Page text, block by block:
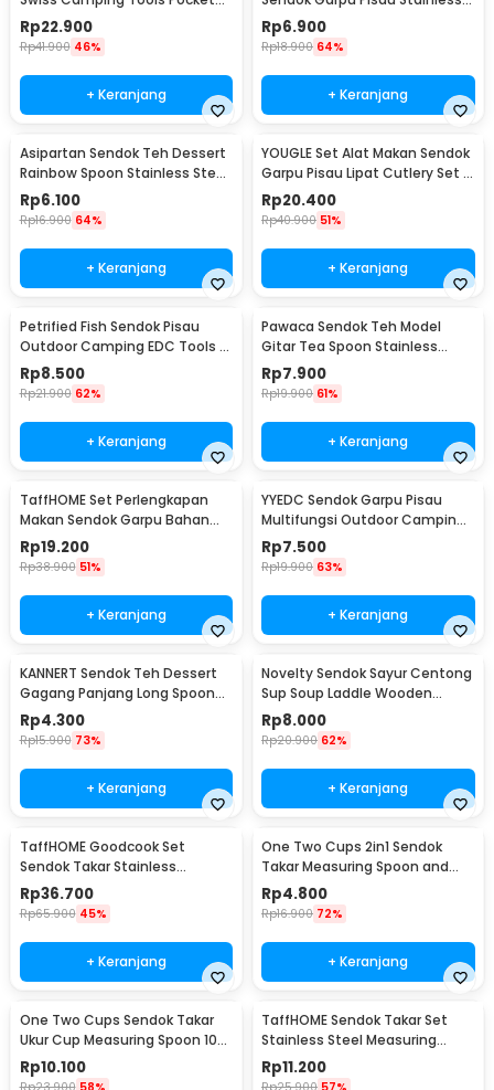
Knife EDC 5in1 - A008
Rp22.900
Rp41.900 46%
+ Keranjang
Travel 20cm - HG1514
Rp6.900
Rp18.900 64%
+ Keranjang
Asipartan Sendok Teh Dessert
Rainbow Spoon Stainless Steel
Bulat - A014
Rp6.100
Rp16.900 64%
+ Keranjang
YOUGLE Set Alat Makan Sendok
Garpu Pisau Lipat Cutlery Set 3
PCS - A009
Rp20.400
Rp40.900 51%
+ Keranjang
Petrified Fish Sendok Pisau
Outdoor Camping EDC Tools -
LX709
Rp8.500
Rp21.900 62%
+ Keranjang
Pawaca Sendok Teh Model
Gitar Tea Spoon Stainless
Steel 304 12cm - RR-09
Rp7.900
Rp19.900 61%
+ Keranjang
TaffHOME Set Perlengkapan
Makan Sendok Garpu Bahan
Bambu Cutlery Set - EA02510
Rp19.200
Rp38.900 51%
+ Keranjang
YYEDC Sendok Garpu Pisau
Multifungsi Outdoor Camping
Spork EDC Tools - LX708
Rp7.500
Rp19.900 63%
+ Keranjang
KANNERT Sendok Teh Dessert
Gagang Panjang Long Spoon
Stainless Steel - RR-11
Rp4.300
Rp15.900 73%
+ Keranjang
Novelty Sendok Sayur Centong
Sup Soup Laddle Wooden
Spoon - RR-20
Rp8.000
Rp20.900 62%
+ Keranjang
TaffHOME Goodcook Set
Sendok Takar Stainless
Measuring Spoon 8 PCS - 167
Rp36.700
Rp65.900 45%
+ Keranjang
One Two Cups 2in1 Sendok
Takar Measuring Spoon and
Coffee Tamper - G1120
Rp4.800
Rp16.900 72%
+ Keranjang
One Two Cups Sendok Takar
Ukur Cup Measuring Spoon 10
PCS - 16799
Rp10.100
TaffHOME Sendok Takar Set
Stainless Steel Measuring
Spoon 5 PCS - S300
Rp11.200